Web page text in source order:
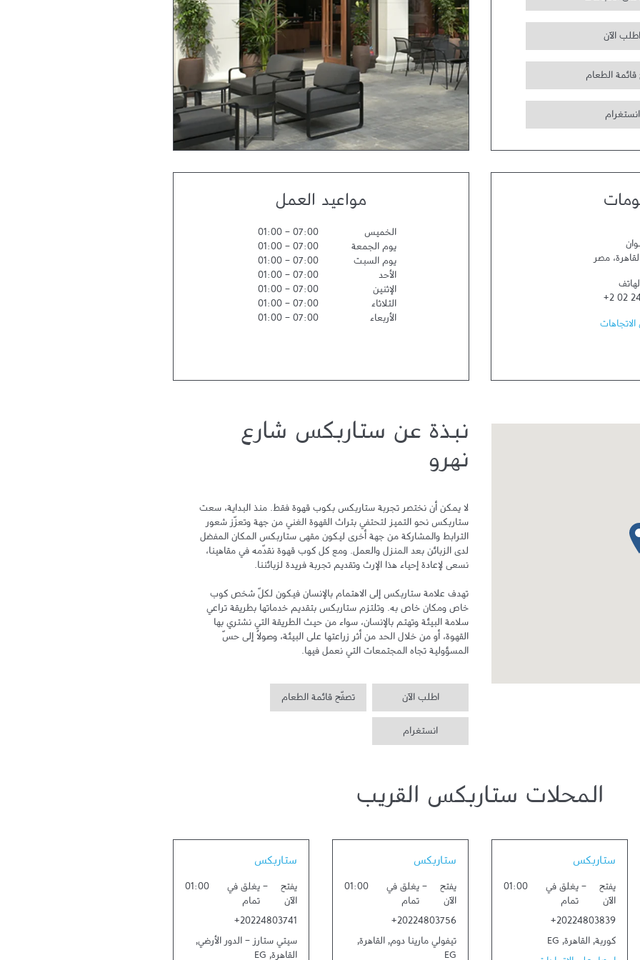
اطلب الآن
الطعام
انستغرام
،مصر
+2 02
مواعيد العمل
الخميس 07:00
-
01:00
يوم الجمعة
07:00
-
01:00
يوم السبت
07:00
-
01:00
الأحد
07:00
-
01:00
الإثنين
07:00
-
01:00
الثلاثاء
07:00
-
01:00
الأربعاء
07:00
-
01:00
نبذة عن ستاربكس شارع
نهرو
ستاربكس نحو التميز لتحتفي بتراث القهوة الغني من جهة وتعزّز شعور
المسؤولية تجاه المجتمعات التي نعمل فيها.
اطلب الآن تصفّح قائمة الطعام
انستغرام
المحلات ستاربكس القريب
ستاربكس
يفتح
الآن
- يغلق في
تمام
01:00
+20224803839
كوربة, القاهرة,
EG
ستاربكس
يفتح
الآن
- يغلق في
تمام
01:00
+20224803756
تيفولي مارينا دوم, القاهرة,
ستاربكس
يفتح
الآن
- يغلق في
تمام
01:00
+20224803741
سيتي ستارز - الدور الأرضي,